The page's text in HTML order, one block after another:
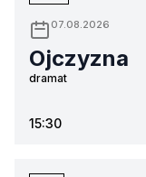
07.08.2026
Ojczyzna
dramat
15:30